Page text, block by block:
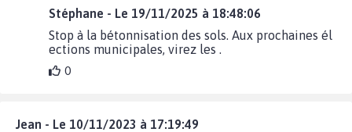
Stéphane - Le 19/11/2025 à 18:48:06
Stop à la bétonnisation des sols. Aux prochaines él
ections municipales, virez les .
0
Jean - Le 10/11/2023 à 17:19:49